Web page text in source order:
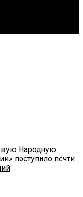
Народную
поступило почти